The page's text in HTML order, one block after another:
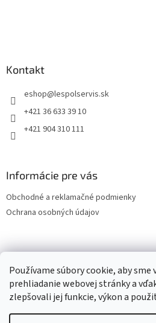
Používame súbory cookie, aby
prehliadanie webovej stránky a
zlepšovali jej funkcie, výkon a
Kontakt
eshop@lespolservis.sk
+421 36 633 39 10
+421 904 310 111
Informácie pre vás
Obchodné a reklamačné podmienky
Ochrana osobných údajov